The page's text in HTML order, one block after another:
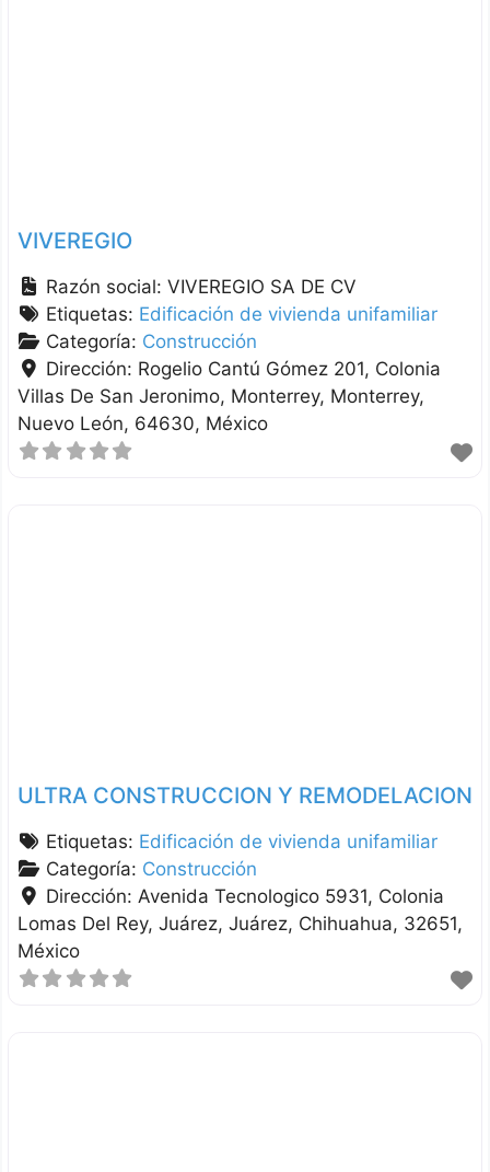
VIVEREGIO
Razón social:VIVEREGIO SA DE CV
Etiquetas: Edificación de vivienda unifamiliar
Categoría: Construcción
Dirección: Rogelio Cantú Gómez 201, Colonia
Villas De San Jeronimo, Monterrey Monterrey
Nuevo León 64630 México
ULTRA CONSTRUCCION Y REMODELACION
Etiquetas: Edificación de vivienda unifamiliar
Categoría: Construcción
Dirección: Avenida Tecnologico 5931, Colonia
Lomas Del Rey, Juárez Juárez Chihuahua 32651
México